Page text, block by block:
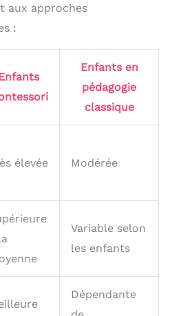
aux approches
:
Enfants en
pédagogie
classique
élevée Modérée
Variable selon
les enfants
Dépendante